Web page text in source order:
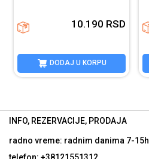
10.190 RSD
DODAJ U KORPU
INFO, REZERVACIJE, PRODAJA
radno vreme: radnim danima 7-15h